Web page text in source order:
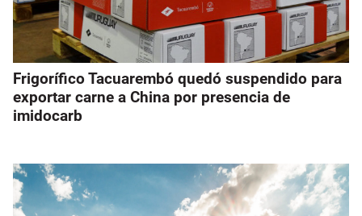
Frigorífico Tacuarembó quedó suspendido para
exportar carne a China por presencia de
imidocarb